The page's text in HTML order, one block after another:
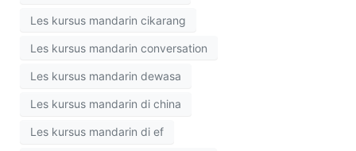
Les kursus mandarin cikarang
Les kursus mandarin conversation
Les kursus mandarin dewasa
Les kursus mandarin di china
Les kursus mandarin di ef